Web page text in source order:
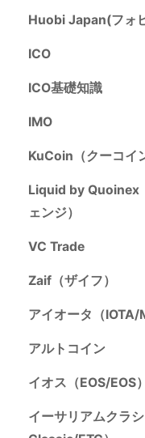
Huobi Japan(フォ
ICO
ICO基礎知識
IMO
KuCoin（クーコイ
Liquid by Quoinex
ェンジ）
VC Trade
Zaif（ザイフ）
アイオータ（IOTA/
アルトコイン
イオス（EOS/EOS）
イーサリアムクラ